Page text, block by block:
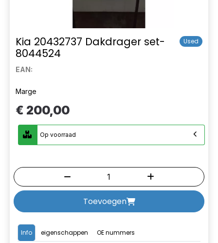
Kia 20432737 Dakdrager set-
8044524
Used
EAN:
Info eigenschappen OE nummers
Marge
€ 200,00
Op voorraad
Toevoegen